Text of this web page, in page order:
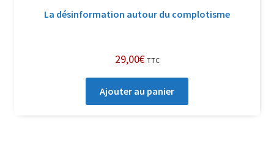
La désinformation autour du complotisme
29,00€ TTC
Ajouter au panier